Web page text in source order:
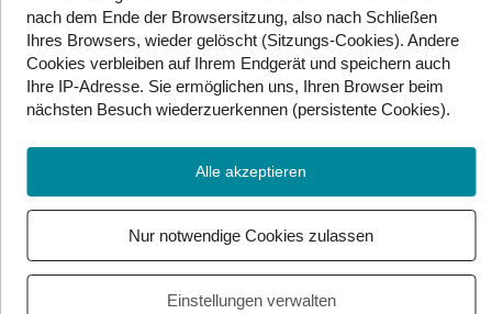
Da die angrenzenden Dörfer in Gefahr waren,
zögerten die Wissenschaftler nicht lange und
zündeten die Gaswolke an. Sie dachten, dass das Feuer
nach einigen Tagen ausgehen würde. Doch das war
ein Irrtum. Das Feuer erlosch nicht. Nicht nach Tagen.
Nicht nach Wochen. Nicht einmal nach Jahrzehnten. Es
brennt munter weiter – und zwar bis heute.
Quelle:Derweze-Krater in Turkmenistan: Hier liegt das
„Tor zur Hölle“ (travelbook.de)
nach dem Ende der Browsersitzung, also nach Schließen
Ihres Browsers, wieder gelöscht (Sitzungs-Cookies). Andere
Cookies verbleiben auf Ihrem Endgerät und speichern auch
Ihre IP-Adresse. Sie ermöglichen uns, Ihren Browser beim
nächsten Besuch wiederzuerkennen (persistente Cookies).
Alle akzeptieren
Nur notwendige Cookies zulassen
Einstellungen verwalten